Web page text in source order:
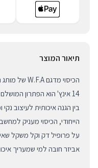
תיאור המוצר
14 אינץ' הוא הפתרון
הייחודי, הכיסוי מעניק
על פרופיל דק וקל משקל
אביזר חובה למי שמעריך